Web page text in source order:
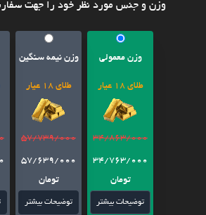
وزن و جنس مورد نظر خود را جهت
وزن معمولی
طلای 18 عیار
34/863/000
34/763/000
تومان
توضیحات بیشتر
وزن نیمه سنگین
طلای 18 عیار
57/739/000
57/639/000
تومان
توضیحات بیشتر